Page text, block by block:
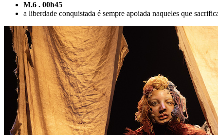
M.6 . 00h45
a liberdade conquistada é sempre apoiada naqueles que